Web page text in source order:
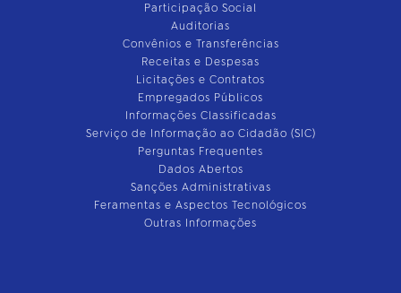
Participação Social
Auditorias
Convênios e Transferências
Receitas e Despesas
Licitações e Contratos
Empregados Públicos
Informações Classificadas
Serviço de Informação ao Cidadão (SIC)
Perguntas Frequentes
Dados Abertos
Sanções Administrativas
Feramentas e Aspectos Tecnológicos
Outras Informações